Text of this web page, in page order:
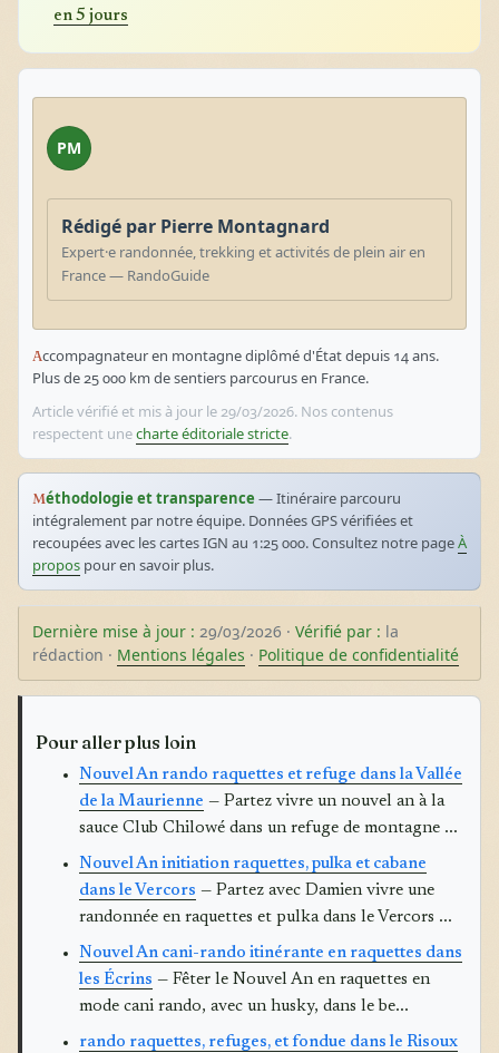
en 5 jours
PM
Rédigé par Pierre Montagnard
Expert·e randonnée, trekking et activités de plein air en
France — RandoGuide
Accompagnateur en montagne diplômé d'État depuis 14 ans.
Plus de 25 000 km de sentiers parcourus en France.
Article vérifié et mis à jour le 29/03/2026. Nos contenus
respectent unecharte éditoriale stricte.
Méthodologie et transparence — Itinéraire parcouru
intégralement par notre équipe. Données GPS vérifiées et
recoupées avec les cartes IGN au 1:25 000. Consultez notre pageÀ
propos pour en savoir plus.
Dernière mise à jour : 29/03/2026 · Vérifié par : la
rédaction · Mentions légales · Politique de confidentialité
Pour aller plus loin
Nouvel An rando raquettes et refuge dans la Vallée
de la Maurienne — Partez vivre un nouvel an à la
sauce Club Chilowé dans un refuge de montagne ...
Nouvel An initiation raquettes, pulka et cabane
dans le Vercors — Partez avec Damien vivre une
randonnée en raquettes et pulka dans le Vercors ...
Nouvel An cani-rando itinérante en raquettes dans
les Écrins — Fêter le Nouvel An en raquettes en
mode cani rando, avec un husky, dans le be...
rando raquettes, refuges, et fondue dans le Risoux